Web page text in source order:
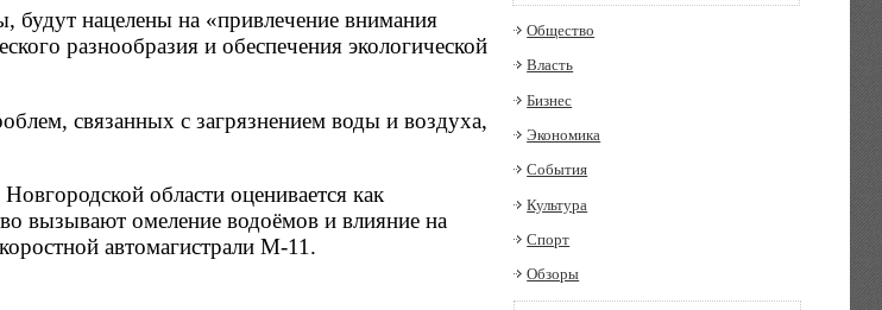
будут нацелены на «привлечение внимания
разнообразия и обеспечения экологической
связанных с загрязнением воды и воздуха,
области оценивается как
вызывают омеление водоёмов и влияние на
автомагистрали М-11.
Общество
Власть
Бизнес
Экономика
События
Культура
Спорт
Обзоры